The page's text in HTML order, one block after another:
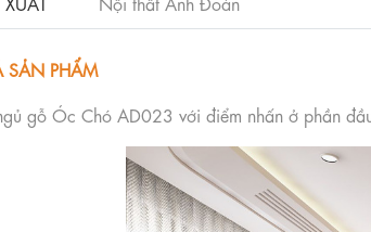
SẢN PHẨM
gỗ Óc Chó AD023 với điểm nhấn ở phần